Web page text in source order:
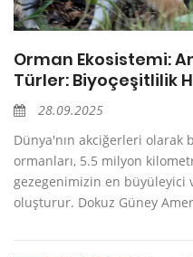
Orman Ekosistemi:
Türler: Biyoçeşitlilik
28.09.2025
Dünya'nın akciğerleri olarak
ormanları, 5.5 milyon
gezegenimizin en büyüleyici
oluşturur. Dokuz Güney